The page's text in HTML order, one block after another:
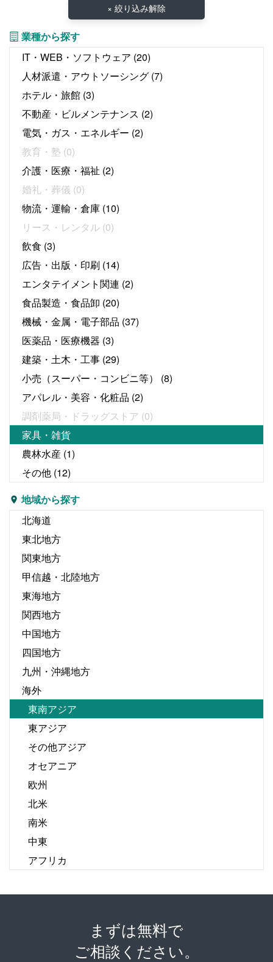
× 絞り込み解除
業種から探す
IT・WEB・ソフトウェア (20)
人材派遣・アウトソーシング (7)
ホテル・旅館 (3)
不動産・ビルメンテナンス (2)
電気・ガス・エネルギー (2)
教育・塾 (0)
介護・医療・福祉 (2)
婚礼・葬儀 (0)
物流・運輸・倉庫 (10)
リース・レンタル (0)
飲食 (3)
広告・出版・印刷 (14)
エンタテイメント関連 (2)
食品製造・食品卸 (20)
機械・金属・電子部品 (37)
医薬品・医療機器 (3)
建築・土木・工事 (29)
小売（スーパー・コンビニ等）
(8)
アパレル・美容・化粧品 (2)
調剤薬局・ドラッグストア (0)
家具・雑貨
農林水産 (1)
その他 (12)
地域から探す
北海道
東北地方
関東地方
甲信越・北陸地方
東海地方
関西地方
中国地方
四国地方
九州・沖縄地方
海外
東南アジア
東アジア
その他アジア
オセアニア
欧州
北米
南米
中東
アフリカ
まずは無料で
ご相談ください。